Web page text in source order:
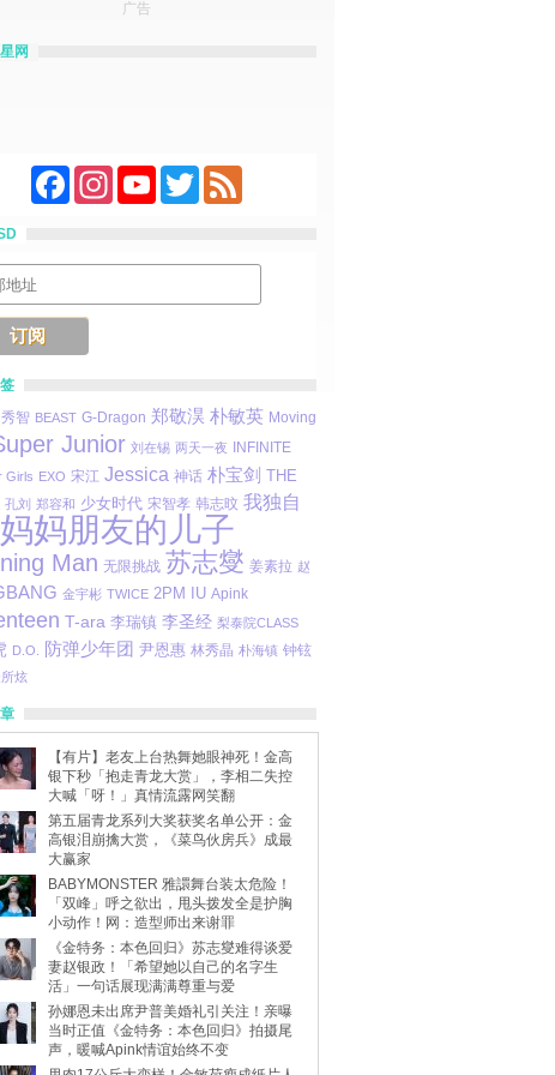
广告
网
FacebookInstagramYouTubeTwitterFeed
秀智 BEAST G-Dragon 郑敬淏 朴敏英 Moving
Junior 刘在锡 两天一夜 INFINITE
Girls EXO 宋江 Jessica 神话 朴宝剑 THE
孔刘 郑容和 少女时代 宋智孝 韩志旼 我独自
妈妈朋友的儿子
Man 无限挑战 苏志燮 姜素拉 赵
金宇彬 TWICE 2PM IU Apink
T-ara 李瑞镇 李圣经 梨泰院CLASS
D.O. 防弹少年团 尹恩惠 林秀晶 朴海镇 钟铉
炫
【有片】老友上台热舞她眼神死！金高
银下秒「抱走青龙大赏」，李相二失控
大喊「呀！」真情流露网笑翻
第五届青龙系列大奖获奖名单公开：金
高银泪崩擒大赏，《菜鸟伙房兵》成最
大赢家
BABYMONSTER 雅譞舞台装太危险！
「双峰」呼之欲出，甩头拨发全是护胸
小动作！网：造型师出来谢罪
《金特务：本色回归》苏志燮难得谈爱
妻赵银政！「希望她以自己的名字生
活」一句话展现满满尊重与爱
孙娜恩未出席尹普美婚礼引关注！亲曝
当时正值《金特务：本色回归》拍摄尾
声，暖喊Apink情谊始终不变